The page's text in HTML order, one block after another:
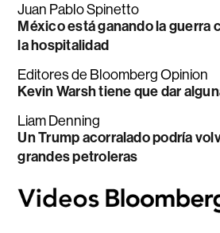
Juan Pablo Spinetto
México está ganando la guerra
la hospitalidad
Editores de Bloomberg Opinion
Kevin Warsh tiene que dar
Liam Denning
Un Trump acorralado podría
grandes petroleras